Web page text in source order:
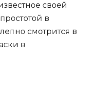
своей
в
смотрится в
в